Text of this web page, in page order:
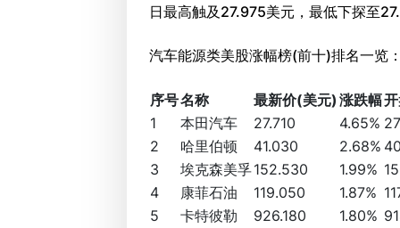
日最高触及27.975美元，最低下探至
汽车能源类美股涨幅榜(前十)排名一览
序号名称 最新价(美元) 涨跌幅
1
本田汽车 27.710 4.65%
2
哈里伯顿 41.030 2.68%
3
埃克森美孚152.530 1.99%
4
康菲石油 119.050 1.87%
5
卡特彼勒 926.180 1.80%